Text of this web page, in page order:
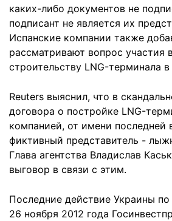
каких-либо документов не
подписант не является их
Испанские компании также
рассматривают вопрос участия
строительству LNG-терминала в
Reuters выяснил, что в
договора о постройке LNG-
компанией, от имени последней
фиктивный представитель -
Глава агентства Владислав
выговор в связи с этим.
Последние действие Украины
26 ноября 2012 года